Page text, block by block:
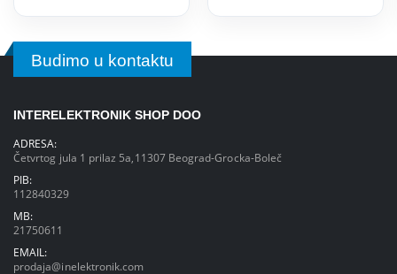
Budimo u kontaktu
INTERELEKTRONIK SHOP DOO
ADRESA:
Četvrtog jula 1 prilaz 5a,11307 Beograd-Grocka-Boleč
PIB:
112840329
MB:
21750611
EMAIL:
prodaja@inelektronik.com